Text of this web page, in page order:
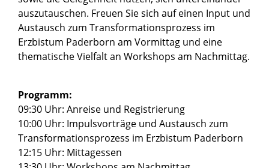
auszutauschen. Freuen Sie sich auf einen Input und
Austausch zum Transformationsprozess im
Erzbistum Paderborn am Vormittag und eine
thematische Vielfalt an Workshops am Nachmittag.
Programm:
09:30 Uhr: Anreise und Registrierung
10:00 Uhr: Impulsvorträge und Austausch zum
Transformationsprozess im Erzbistum Paderborn
12:15 Uhr: Mittagessen